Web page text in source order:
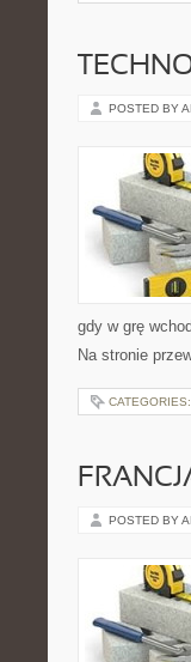
POSTED BY
gdy w grę
Na stronie
CATEGORIES:
POSTED BY